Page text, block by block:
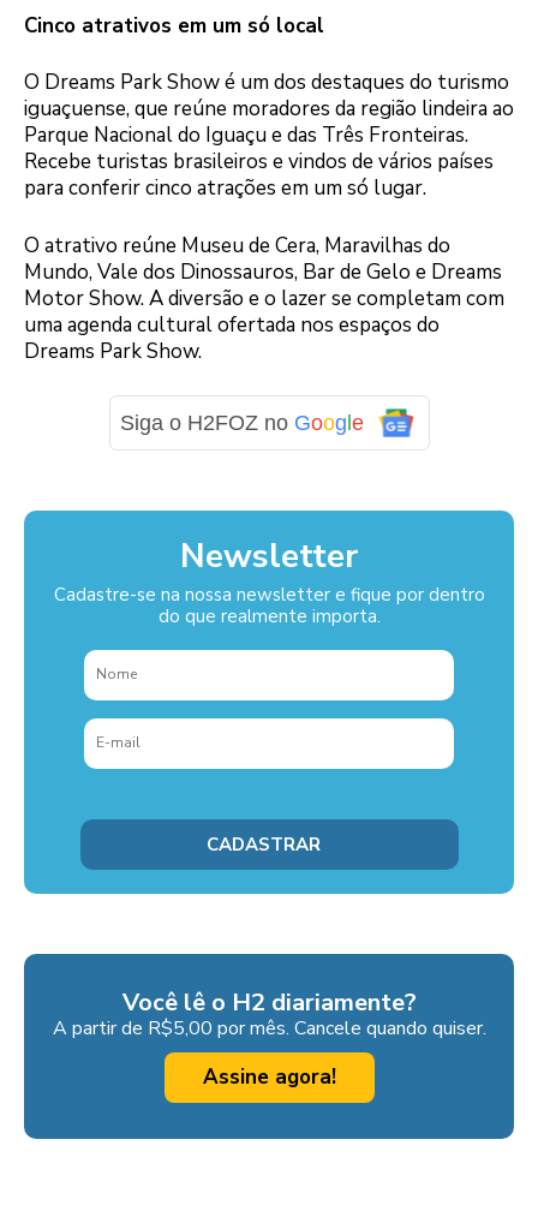
Cinco atrativos em um só local
O Dreams Park Show é um dos destaques do turismo
iguaçuense, que reúne moradores da região lindeira ao
Parque Nacional do Iguaçu e das Três Fronteiras.
Recebe turistas brasileiros e vindos de vários países
para conferir cinco atrações em um só lugar.
O atrativo reúne Museu de Cera, Maravilhas do
Mundo, Vale dos Dinossauros, Bar de Gelo e Dreams
Motor Show. A diversão e o lazer se completam com
uma agenda cultural ofertada nos espaços do
Dreams Park Show.
Siga o H2FOZ no Goog e
Newsletter
Cadastre-se na nossa newsletter e fique por dentro
do que realmente importa.
Você lê o H2 diariamente?
A partir de R$5,00 por mês. Cancele quando quiser.
Assine agora!